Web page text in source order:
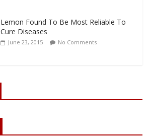
Lemon Found To Be Most Reliable To
Cure Diseases
June 23, 2015 No Comments